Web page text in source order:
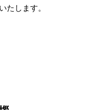
たします。